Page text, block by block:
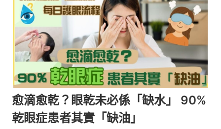
愈滴愈乾？眼乾未必係「缺水」 90%
乾眼症患者其實「缺油」